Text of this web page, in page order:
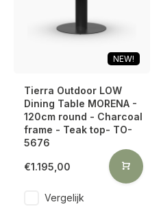
NEW!
Tierra Outdoor LOW
Dining Table MORENA -
120cm round - Charcoal
frame - Teak top- TO-
5676
€1.195,00
Vergelijk